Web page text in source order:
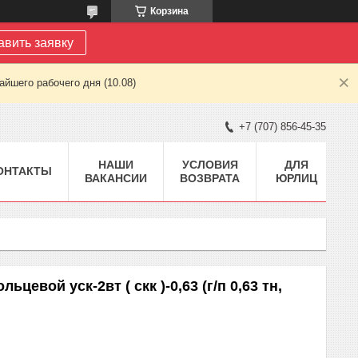
Корзина
заявку
рабочего дня (10.08)
+7 (707) 856-45-35
НАШИ
ВАКАНСИИ
УСЛОВИЯ
ВОЗВРАТА
ДЛЯ
ЮРЛИЦ
уск-2вт ( скк )-0,63 (г/п 0,63 тн,